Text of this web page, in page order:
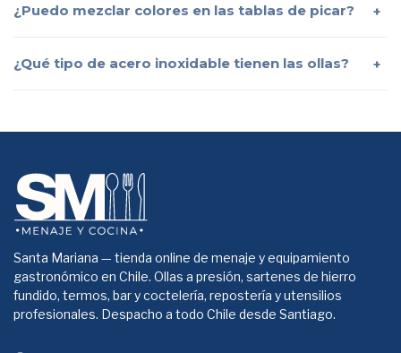
¿Puedo mezclar colores en las tablas de picar?
¿Qué tipo de acero inoxidable tienen las ollas?
Santa Mariana — tienda online de menaje y equipamiento
gastronómico en Chile. Ollas a presión, sartenes de hierro
fundido, termos, bar y coctelería, repostería y utensilios
profesionales. Despacho a todo Chile desde Santiago.